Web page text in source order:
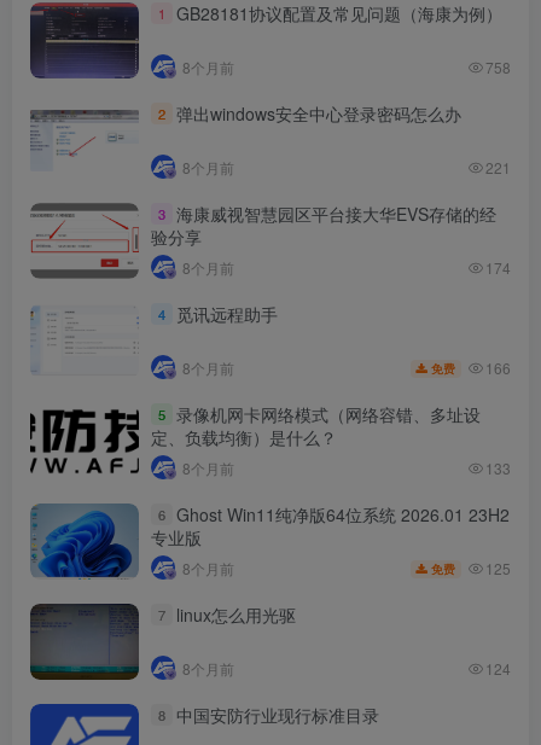
觅讯远程助手
Admin 12-20 166
录像机网卡网络模式（网络容错、多址设定、负载均衡）
Admin 12-27 133
1 GB28181协议配置及常见问题（海康为例）
8个月前 758
2 弹出windows安全中心登录密码怎么办
8个月前 221
3 海康威视智慧园区平台接大华EVS存储的经
验分享
8个月前 174
4 觅讯远程助手
8个月前 免费 166
5 录像机网卡网络模式（网络容错、多址设
定、负载均衡）是什么？
8个月前 133
6 Ghost Win11纯净版64位系统 2026.01 23H2
专业版
8个月前 免费 125
7 linux怎么用光驱
8个月前 124
8 中国安防行业现行标准目录